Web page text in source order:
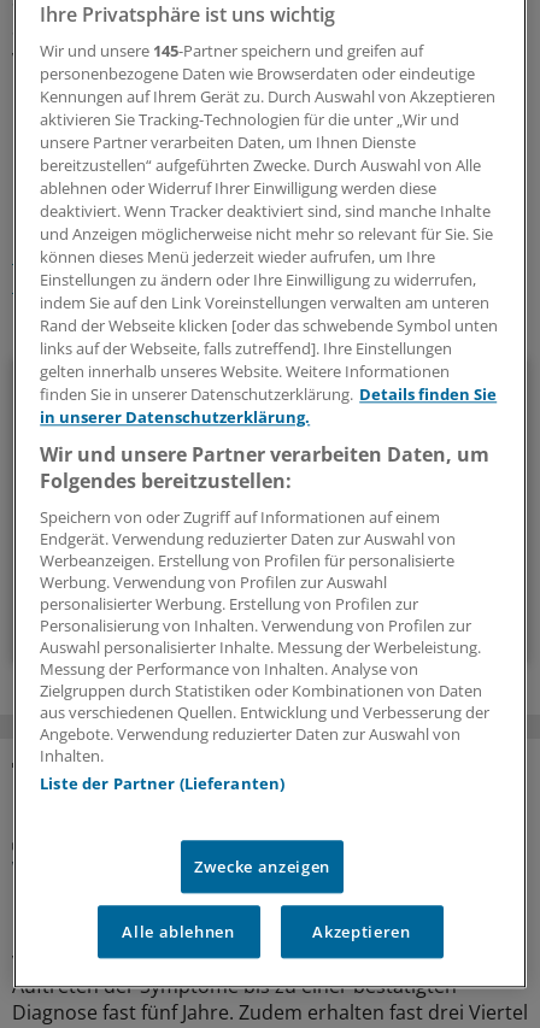
Schmerzen, so das Ergebnis einer von Straube
vorgestellten Untersuchung des Zentrums München
Nord.
Schlagworte:
Multiple Sklerose Schmerzen Allgemeinmedizin
Innere Medizin
Ihr Newsletter zum Thema
Neurologie/Psychiatrie
Co: Zu diesem breiten Themenfeld stellen wir Ihnen
regelmäßig ein Update zusammen.
alle 2 Wochen (Montag)
Zum Abonnieren bitte anmelden
MEHR ZUM THEMA
Neuromyelitis-Optica-Spektrum-Erkrankungen
Weshalb das rechtzeitige Erkennen und
Behandeln wichtig ist
Bei Menschen, die an einer Seltenen Erkrankung leiden,
vergehen einer aktuellen Umfrage zufolge vom ersten
Auftreten der Symptome bis zu einer bestätigten
Diagnose fast fünf Jahre. Zudem erhalten fast drei Viertel
Ihre Privatsphäre ist uns wichtig
Wir und unsere 145-Partner speichern und greifen auf
personenbezogene Daten wie Browserdaten oder eindeutige
Kennungen auf Ihrem Gerät zu. Durch Auswahl von Akzeptieren
aktivieren Sie Tracking-Technologien für die unter „Wir und
unsere Partner verarbeiten Daten, um Ihnen Dienste
bereitzustellen“ aufgeführten Zwecke. Durch Auswahl von Alle
ablehnen oder Widerruf Ihrer Einwilligung werden diese
deaktiviert. Wenn Tracker deaktiviert sind, sind manche Inhalte
und Anzeigen möglicherweise nicht mehr so relevant für Sie. Sie
können dieses Menü jederzeit wieder aufrufen, um Ihre
Einstellungen zu ändern oder Ihre Einwilligung zu widerrufen,
indem Sie auf den Link Voreinstellungen verwalten am unteren
Rand der Webseite klicken [oder das schwebende Symbol unten
links auf der Webseite, falls zutreffend]. Ihre Einstellungen
gelten innerhalb unseres Website. Weitere Informationen
finden Sie in unserer Datenschutzerklärung. Details finden Sie
in unserer Datenschutzerklärung.
Wir und unsere Partner verarbeiten Daten, um
Folgendes bereitzustellen:
Speichern von oder Zugriff auf Informationen auf einem
Endgerät. Verwendung reduzierter Daten zur Auswahl von
Werbeanzeigen. Erstellung von Profilen für personalisierte
Werbung. Verwendung von Profilen zur Auswahl
personalisierter Werbung. Erstellung von Profilen zur
Personalisierung von Inhalten. Verwendung von Profilen zur
Auswahl personalisierter Inhalte. Messung der Werbeleistung.
Messung der Performance von Inhalten. Analyse von
Zielgruppen durch Statistiken oder Kombinationen von Daten
aus verschiedenen Quellen. Entwicklung und Verbesserung der
Angebote. Verwendung reduzierter Daten zur Auswahl von
Inhalten.
Liste der Partner (Lieferanten)
Zwecke anzeigen
Alle ablehnen Akzeptieren